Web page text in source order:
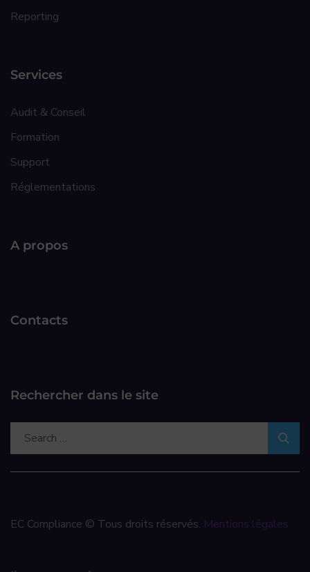
Reporting
Services
Audit & Conseil
Formation
Support
Réglementations
A propos
Contacts
Rechercher dans le site
EC Compliance © Tous droits réservés. Mentions légales